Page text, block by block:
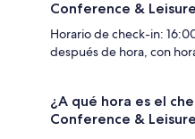
Conference &
Horario de check-in:
después de hora, con
¿A qué hora es el
Conference &